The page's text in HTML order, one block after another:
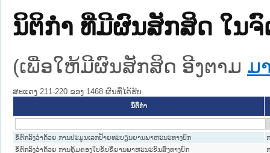
ນິຕິກໍາ ທີ່ມີຜົນສັກສິດ ໃນ
(ເພື່ອໃຫ້ມີຜົນສັກສິດ ອີງຕາມ ມ
ສະແດງ 211-220 ຂອງ 1468 ຜົນທີ່ໄດ້ຮັບ.
ນິຕິກໍາ
ຂໍ້ຕົກລົງວ່າດ້ວຍ ການປະມູນເລກປ້າຍທະບຽນຍານພາຫະນະທາງບົກ
ຂໍ້ຕົກລົງວ່າດ້ວຍ ການຄຸ້ມຄອງໃບຂັບຂີ່ຍານພາຫະນະຂົນສົ່ງທາງບົກ